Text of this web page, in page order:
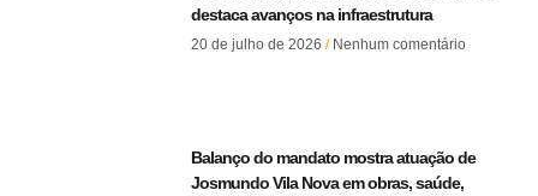
destaca avanços na infraestrutura
20 de julho de 2026 Nenhum comentário
Balanço do mandato mostra atuação de
Josmundo Vila Nova em obras, saúde,